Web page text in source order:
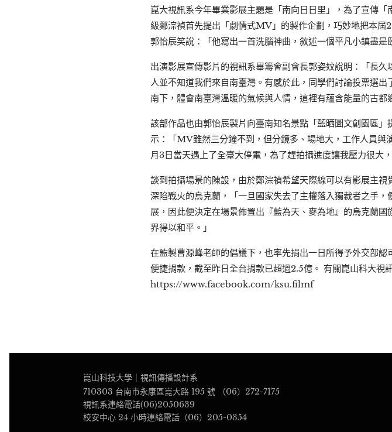
崑大視訊系今年畢業影展主題是「南向日日里」，為了宣傳
級鄭淙禎首先提出「劇情式MV」的製作企劃，巧妙地把本
郭怡辰笑說：「他寫出一首洗腦神曲，敘述一個平凡小鎮盡
出演影展宣傳影片的視訊系畢籌會副會長郭姿妏說明：「長
人並不知道我們來自南臺灣。有感於此，同學們討論投票選
南下，體會南臺灣溫暖的氣候與人情，這裡有蘊含能量的古
該部作品也由郭怡辰製片向臺南知名景點「藍晒圖文創園區
示：「MV雖然三分鐘不到，但分鏡多、場地大，工作人員
月3日當天遇上了全臺大停電，為了趕拍攝進度讓我壓力很大
談到拍攝場景的陳設，由於鄭淙禎希望天際線可以有影展主
深陷戰火的烏克蘭，「一旦國家失去了主權落入獨裁者之手
展，因此便決定在場景佈置出『藍為天、麥為地』的烏克蘭
界得以和平。」
在監製曹源峰老師的倡議下，也率先捐出一日所得予外交部
便捷捐款，截至昨日全台捐款已超過2.5億。 有關崑山科大
https://www.facebook.com/ksu.filmf
崑山科技大學｜視訊傳播設計系
710303 台南市永康區崑大路 195 號 （06）272-7175
視訊系連絡電話(06)2050639
校安中心 24 小時連絡電話（06）205-0354